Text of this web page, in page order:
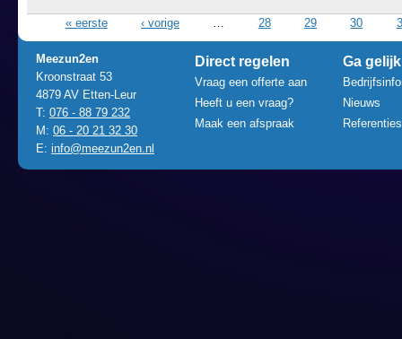
Pagina's« eerste ‹ vorige … 28 29 30
Meezun2en
Kroonstraat 53
4879 AV Etten-Leur
T: 076 - 88 79 232
M: 06 - 20 21 32 30
E: info@meezun2en.nl
Direct regelen
Vraag een offerte aan
Heeft u een vraag?
Maak een afspraak
Ga
Nieuws
Referenties